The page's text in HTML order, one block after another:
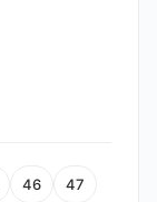
46 47